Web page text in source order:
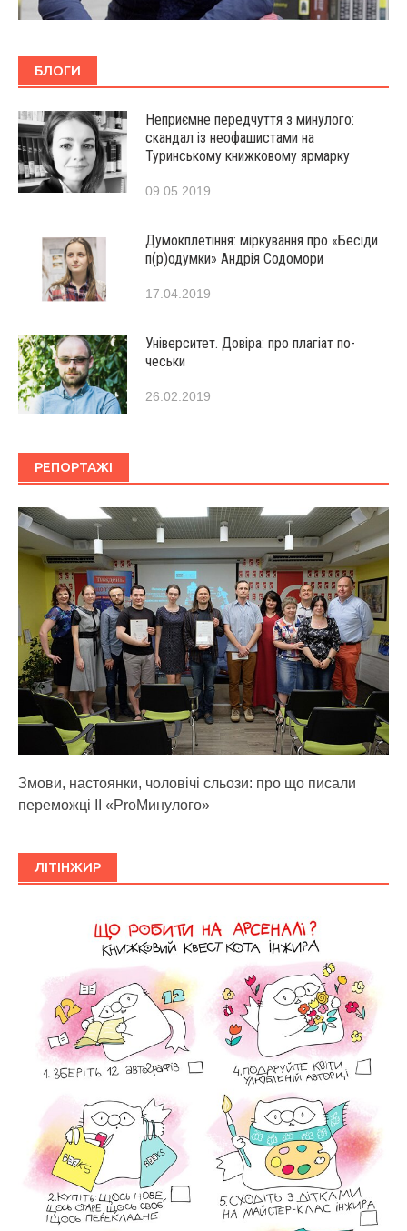
БЛОГИ
Неприємне передчуття з минулого:
скандал із неофашистами на
Туринському книжковому ярмарку
09.05.2019
Думокплетіння: міркування про «Бесіди
п(р)одумки» Андрія Содомори
17.04.2019
Університет. Довіра: про плагіат по-
чеськи
26.02.2019
РЕПОРТАЖІ
Змови, настоянки, чоловічі сльози: про що писали
переможці ІІ «ProМинулого»
ЛІТІНЖИР